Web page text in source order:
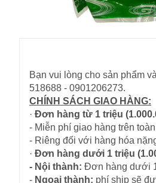
Bạn vui lòng cho sản phẩm
518688 - 0901206273.
CHÍNH SÁCH GIAO HÀNG:
· Đơn hàng từ 1 triệu
- Miễn phí giao hàng trên
- Riêng đối với hàng hóa
· Đơn hàng dưới 1 triệu
- Nội thành: Đơn hàng dưới
- Ngoại thành: phí ship sẽ